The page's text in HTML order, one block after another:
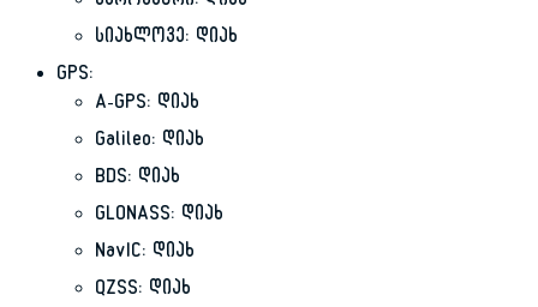
სიახლოვე: დიახ
GPS:
A-GPS: დიახ
Galileo: დიახ
BDS: დიახ
GLONASS: დიახ
NavIC: დიახ
QZSS: დიახ